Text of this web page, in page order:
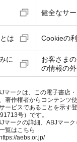
健全なサ
は Cookieの
に
お客さま
の情報の
マークは、この電子書店
著作権者からコンテンツ
ービスであることを示す
号）です。
マークの詳細、ABJマー
覧はこちら
https://aebs.or.jp/